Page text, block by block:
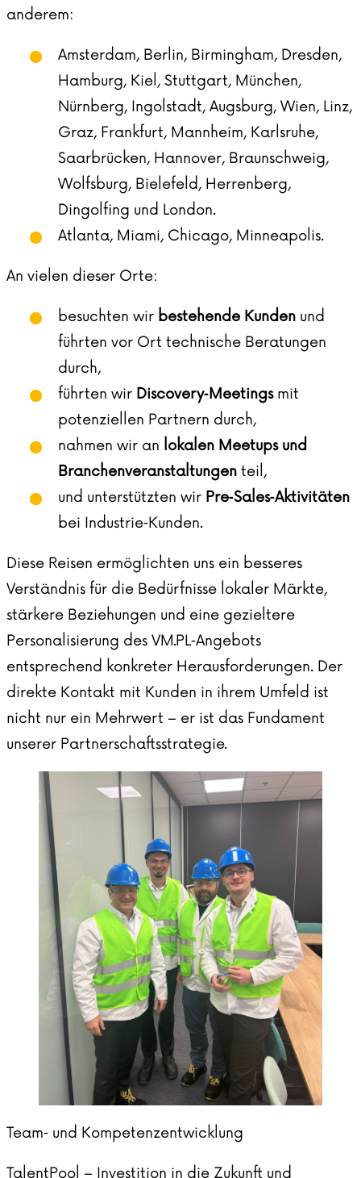
anderem:
Amsterdam, Berlin, Birmingham, Dresden,
Hamburg, Kiel, Stuttgart, München,
Nürnberg, Ingolstadt, Augsburg, Wien, Linz,
Graz, Frankfurt, Mannheim, Karlsruhe,
Saarbrücken, Hannover, Braunschweig,
Wolfsburg, Bielefeld, Herrenberg,
Dingolfing und London.
Atlanta, Miami, Chicago, Minneapolis.
An vielen dieser Orte:
besuchten wir bestehende Kunden und
führten vor Ort technische Beratungen
durch,
führten wir Discovery‑Meetingsmit
potenziellen Partnern durch,
nahmen wir an lokalen Meetups und
Branchenveranstaltungen teil,
und unterstützten wir Pre‑Sales‑Aktivitäten
bei Industrie‑Kunden.
Diese Reisen ermöglichten uns ein besseres
Verständnis für die Bedürfnisse lokaler Märkte,
stärkere Beziehungen und eine gezieltere
Personalisierung des VM.PL‑Angebots
entsprechend konkreter Herausforderungen. Der
direkte Kontakt mit Kunden in ihrem Umfeld ist
nicht nur ein Mehrwert – er ist das Fundament
unserer Partnerschaftsstrategie.
Team‑ und Kompetenzentwicklung
TalentPool – Investition in die Zukunft und